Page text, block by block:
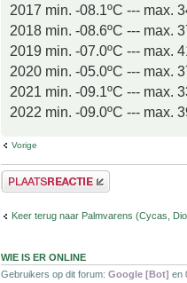
2017 min. -08.1ºC --- max.
2018 min. -08.6ºC --- max.
2019 min. -07.0ºC --- max.
2020 min. -05.0ºC --- max.
2021 min. -09.1ºC --- max.
2022 min. -09.0ºC --- max.
Vorige
Plaats een reactie
Keer terug naar Palmvarens (Cycas,
WIE IS ER ONLINE
Gebruikers op dit forum: Google [Bot] en